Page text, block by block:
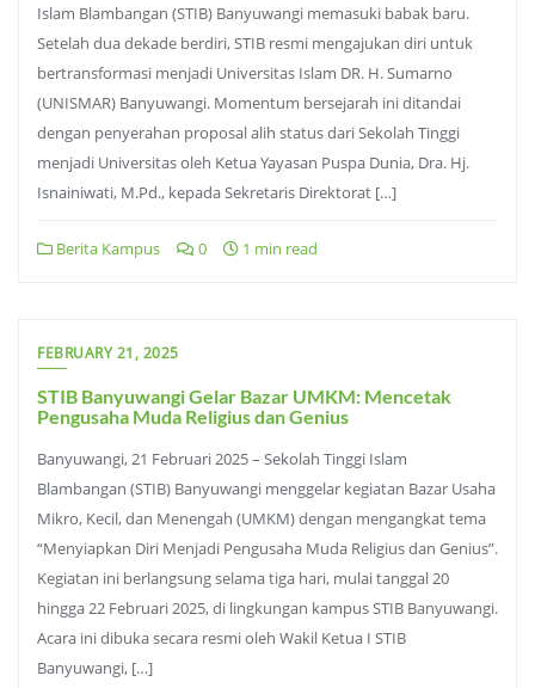
Islam Blambangan (STIB) Banyuwangi memasuki babak baru.
Setelah dua dekade berdiri, STIB resmi mengajukan diri untuk
bertransformasi menjadi Universitas Islam DR. H. Sumarno
(UNISMAR) Banyuwangi. Momentum bersejarah ini ditandai
dengan penyerahan proposal alih status dari Sekolah Tinggi
menjadi Universitas oleh Ketua Yayasan Puspa Dunia, Dra. Hj.
Isnainiwati, M.Pd., kepada Sekretaris Direktorat […]
Berita Kampus 0 1 min read
FEBRUARY 21, 2025
STIB Banyuwangi Gelar Bazar UMKM: Mencetak
Pengusaha Muda Religius dan Genius
Banyuwangi, 21 Februari 2025 – Sekolah Tinggi Islam
Blambangan (STIB) Banyuwangi menggelar kegiatan Bazar Usaha
Mikro, Kecil, dan Menengah (UMKM) dengan mengangkat tema
“Menyiapkan Diri Menjadi Pengusaha Muda Religius dan Genius”.
Kegiatan ini berlangsung selama tiga hari, mulai tanggal 20
hingga 22 Februari 2025, di lingkungan kampus STIB Banyuwangi.
Acara ini dibuka secara resmi oleh Wakil Ketua I STIB
Banyuwangi, […]